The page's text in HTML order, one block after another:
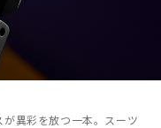
異彩を放つ一本。スーツ